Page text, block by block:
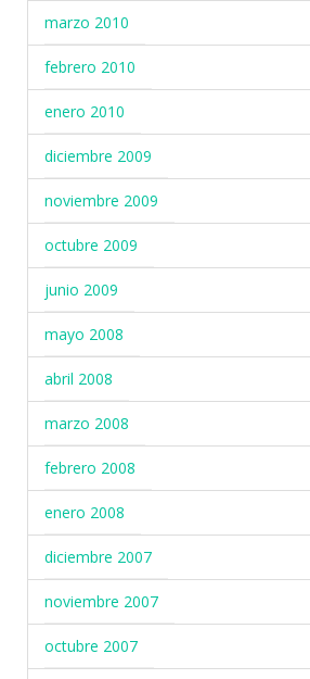
marzo 2010
febrero 2010
enero 2010
diciembre 2009
noviembre 2009
octubre 2009
junio 2009
mayo 2008
abril 2008
marzo 2008
febrero 2008
enero 2008
diciembre 2007
noviembre 2007
octubre 2007